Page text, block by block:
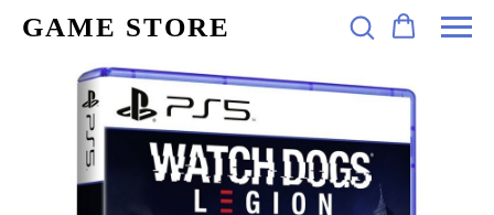
GAME STORE